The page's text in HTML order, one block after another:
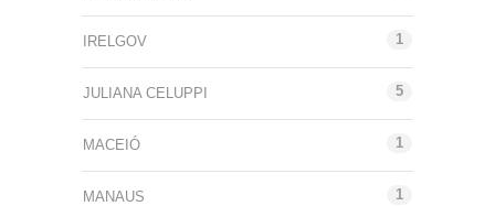
IRELGOV 1
JULIANA CELUPPI 5
MACEIÓ 1
MANAUS 1